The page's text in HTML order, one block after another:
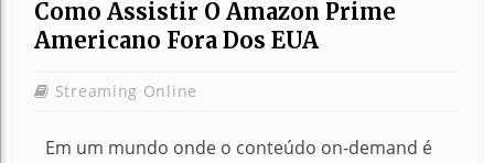
Como Assistir O Amazon Prime
Americano Fora Dos EUA
Streaming Online
Em um mundo onde o conteúdo on-demand é